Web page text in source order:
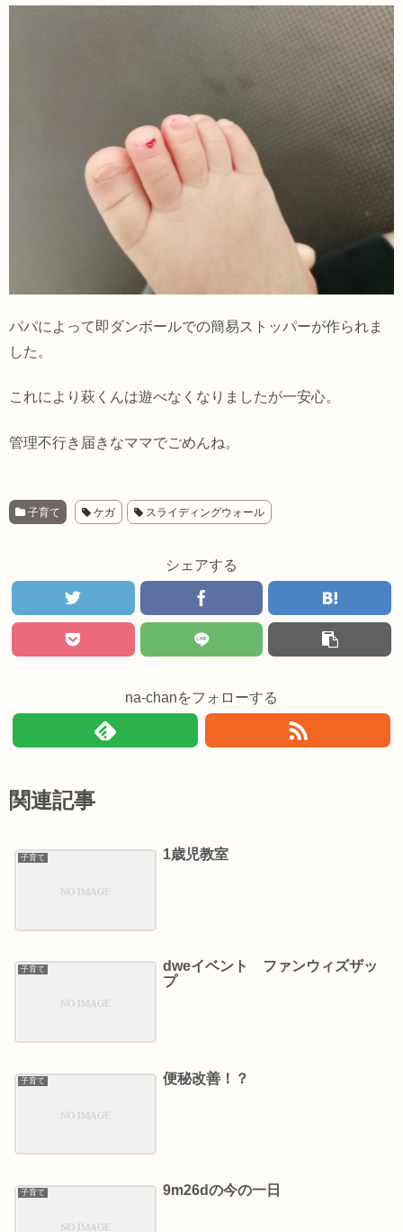
パパによって即ダンボールでの簡易ストッパーが作られま
した。
これにより萩くんは遊べなくなりましたが一安心。
管理不行き届きなママでごめんね。
子育て ケガ スライディングウォール
シェアする
na-chanをフォローする
関連記事
子育て 1歳児教室
子育て
dweイベント ファンウィズザッ
プ
子育て 便秘改善！？
子育て 9m26dの今の一日